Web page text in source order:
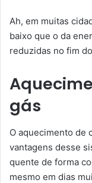
Ah, em muitas
baixo que o da
reduzidas no fim
gás
O aquecimento de
vantagens desse
quente de forma
mesmo em dias